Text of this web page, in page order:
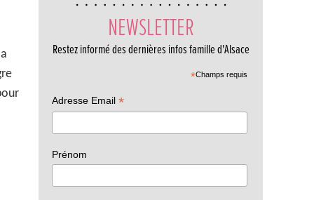
NEWSLETTER
Restez informé des dernières infos famille d'Alsace
*Champs requis
Adresse Email *
Prénom